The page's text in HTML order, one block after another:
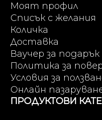
Моят профил
Списък с желания
Количка
Доставка
Ваучер за подарък
Политика за
Условия за
Онлайн
ПРОДУКТОВИ